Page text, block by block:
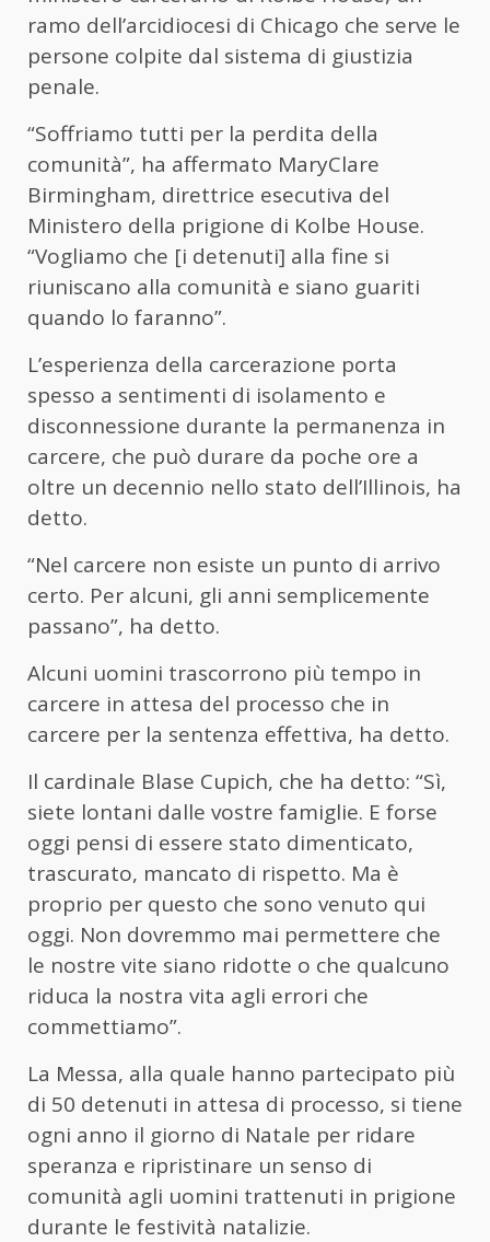
ramo dell’arcidiocesi di Chicago che serve le
persone colpite dal sistema di giustizia
penale.
“Soffriamo tutti per la perdita della
comunità”, ha affermato MaryClare
Birmingham, direttrice esecutiva del
Ministero della prigione di Kolbe House.
“Vogliamo che [i detenuti] alla fine si
riuniscano alla comunità e siano guariti
quando lo faranno”.
L’esperienza della carcerazione porta
spesso a sentimenti di isolamento e
disconnessione durante la permanenza in
carcere, che può durare da poche ore a
oltre un decennio nello stato dell’Illinois, ha
detto.
“Nel carcere non esiste un punto di arrivo
certo. Per alcuni, gli anni semplicemente
passano”, ha detto.
Alcuni uomini trascorrono più tempo in
carcere in attesa del processo che in
carcere per la sentenza effettiva, ha detto.
Il cardinale Blase Cupich, che ha detto: “Sì,
siete lontani dalle vostre famiglie. E forse
oggi pensi di essere stato dimenticato,
trascurato, mancato di rispetto. Ma è
proprio per questo che sono venuto qui
oggi. Non dovremmo mai permettere che
le nostre vite siano ridotte o che qualcuno
riduca la nostra vita agli errori che
commettiamo”.
La Messa, alla quale hanno partecipato più
di 50 detenuti in attesa di processo, si tiene
ogni anno il giorno di Natale per ridare
speranza e ripristinare un senso di
comunità agli uomini trattenuti in prigione
durante le festività natalizie.